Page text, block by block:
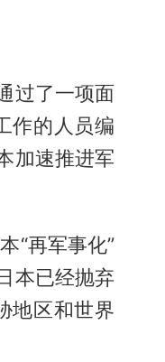
过了一项面
作的人员编
加速推进军
“再军事化”
本已经抛弃
地区和世界